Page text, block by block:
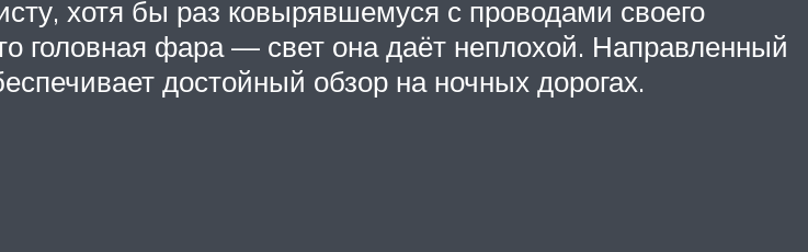
хотя бы раз ковырявшемуся с проводами своего
головная фара — свет она даёт неплохой. Направленный
достойный обзор на ночных дорогах.